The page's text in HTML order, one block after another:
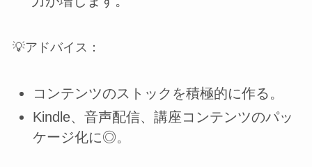
💡アドバイス：
コンテンツのストックを積極的に作る。
Kindle、音声配信、講座コンテンツのパッ
ケージ化に◎。